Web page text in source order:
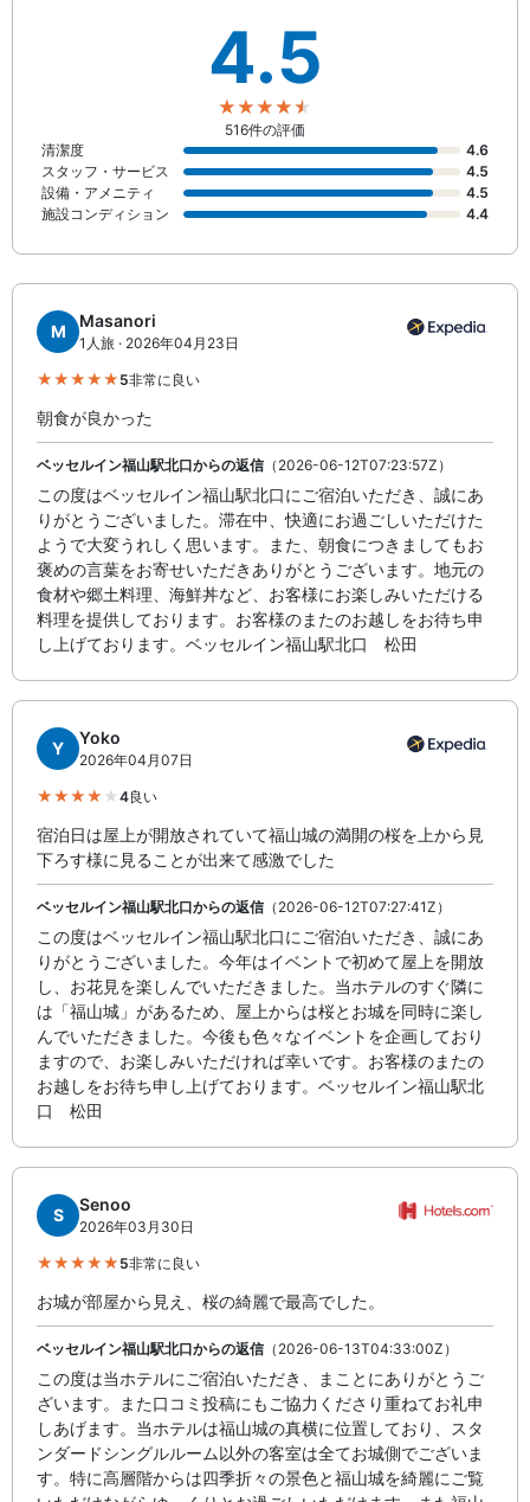
4.5
516件の評価
清潔度
4.6
スタッフ・サービス
4.5
設備・アメニティ
4.5
施設コンディション
4.4
M
Masanori
1人旅 · 2026年04月23日
5非常に良い
朝食が良かった
ベッセルイン福山駅北口からの返信（2026-06-12T07:23:57Z）
この度はベッセルイン福山駅北口にご宿泊いただき、誠にあ
りがとうございました。滞在中、快適にお過ごしいただけた
ようで大変うれしく思います。また、朝食につきましてもお
褒めの言葉をお寄せいただきありがとうございます。地元の
食材や郷土料理、海鮮丼など、お客様にお楽しみいただける
料理を提供しております。お客様のまたのお越しをお待ち申
し上げております。ベッセルイン福山駅北口 松田
Y
Yoko
2026年04月07日
4良い
宿泊日は屋上が開放されていて福山城の満開の桜を上から見
下ろす様に見ることが出来て感激でした
ベッセルイン福山駅北口からの返信（2026-06-12T07:27:41Z）
この度はベッセルイン福山駅北口にご宿泊いただき、誠にあ
りがとうございました。今年はイベントで初めて屋上を開放
し、お花見を楽しんでいただきました。当ホテルのすぐ隣に
は「福山城」があるため、屋上からは桜とお城を同時に楽し
んでいただきました。今後も色々なイベントを企画しており
ますので、お楽しみいただければ幸いです。お客様のまたの
お越しをお待ち申し上げております。ベッセルイン福山駅北
口 松田
S
Senoo
2026年03月30日
5非常に良い
お城が部屋から見え、桜の綺麗で最高でした。
ベッセルイン福山駅北口からの返信（2026-06-13T04:33:00Z）
この度は当ホテルにご宿泊いただき、まことにありがとうご
ざいます。また口コミ投稿にもご協力くださり重ねてお礼申
しあげます。当ホテルは福山城の真横に位置しており、スタ
ンダードシングルルーム以外の客室は全てお城側でございま
す。特に高層階からは四季折々の景色と福山城を綺麗にご覧